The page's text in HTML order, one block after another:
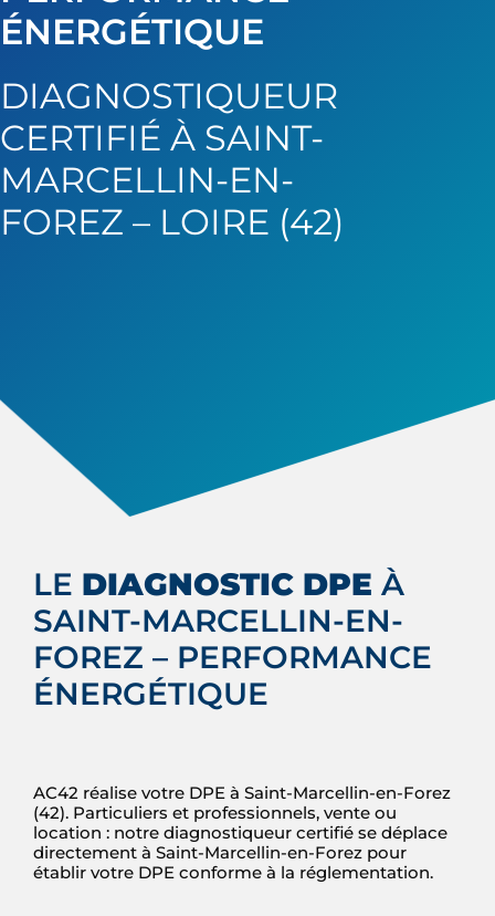
ÉNERGÉTIQUE
DIAGNOSTIQUEUR
CERTIFIÉ À SAINT-
MARCELLIN-EN-
FOREZ – LOIRE (42)
LE DIAGNOSTIC DPE À
SAINT-MARCELLIN-EN-
FOREZ – PERFORMANCE
ÉNERGÉTIQUE
AC42 réalise votre DPE à Saint-Marcellin-en-Forez
(42). Particuliers et professionnels, vente ou
location : notre diagnostiqueur certifié se déplace
directement à Saint-Marcellin-en-Forez pour
établir votre DPE conforme à la réglementation.